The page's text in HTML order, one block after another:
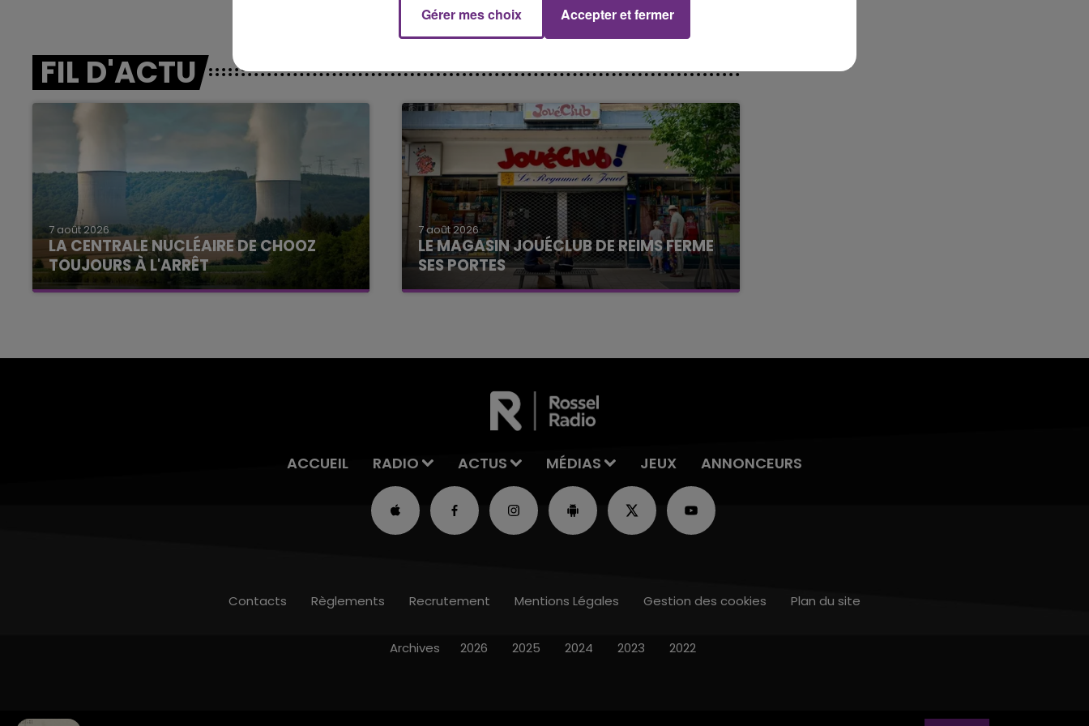
FIL D'ACTU
7 août 2026
LA CENTRALE NUCLÉAIRE DE CHOOZ
TOUJOURS À L'ARRÊT
Cela fait déjà une semaine que la centrale
7 août 2026
LE MAGASIN JOUÉCLUB DE REIMS FERME
SES PORTES
C'était l'une des institutions du centre-ville
ACCUEIL RADIO ACTUS MÉDIAS JEUX ANNONCEURS
Contacts Règlements Recrutement Mentions Légales Gestion des cookies Plan du site
Archives 2026 2025 2024 2023 2022
Gérer mes choix Accepter et fermer